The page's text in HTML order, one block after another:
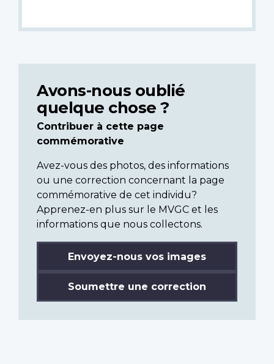
Avons-nous oublié
quelque chose ?
Contribuer à cette page
commémorative
Avez-vous des photos, des informations
ou une correction concernant la page
commémorative de cet individu?
Apprenez-en plus sur le MVGC et les
informations que nous collectons.
Envoyez-nous vos images
Soumettre une correction